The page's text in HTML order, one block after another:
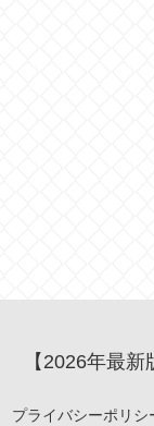
【2026年最
プライバシーポリシ